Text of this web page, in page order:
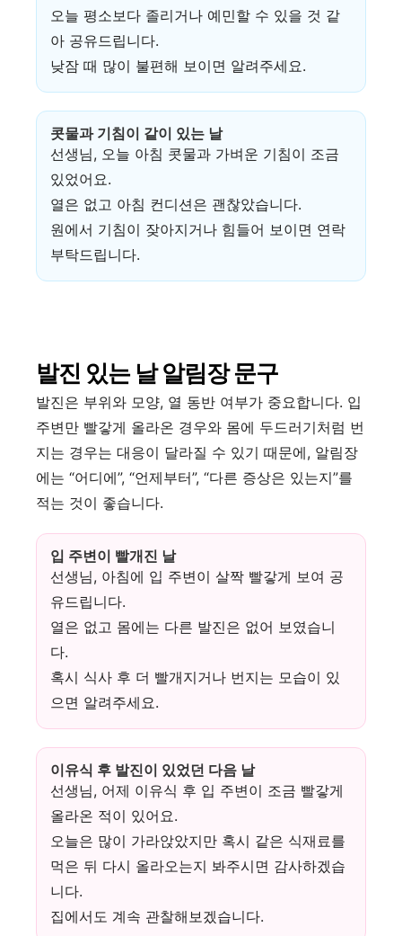
오늘 평소보다 졸리거나 예민할 수 있을 것 같
아 공유드립니다.
낮잠 때 많이 불편해 보이면 알려주세요.
콧물과 기침이 같이 있는 날
선생님, 오늘 아침 콧물과 가벼운 기침이 조금
있었어요.
열은 없고 아침 컨디션은 괜찮았습니다.
원에서 기침이 잦아지거나 힘들어 보이면 연락
부탁드립니다.
발진 있는 날 알림장 문구
발진은 부위와 모양, 열 동반 여부가 중요합니다. 입
주변만 빨갛게 올라온 경우와 몸에 두드러기처럼 번
지는 경우는 대응이 달라질 수 있기 때문에, 알림장
에는 “어디에”, “언제부터”, “다른 증상은 있는지”를
적는 것이 좋습니다.
입 주변이 빨개진 날
선생님, 아침에 입 주변이 살짝 빨갛게 보여 공
유드립니다.
열은 없고 몸에는 다른 발진은 없어 보였습니
다.
혹시 식사 후 더 빨개지거나 번지는 모습이 있
으면 알려주세요.
이유식 후 발진이 있었던 다음 날
선생님, 어제 이유식 후 입 주변이 조금 빨갛게
올라온 적이 있어요.
오늘은 많이 가라앉았지만 혹시 같은 식재료를
먹은 뒤 다시 올라오는지 봐주시면 감사하겠습
니다.
집에서도 계속 관찰해보겠습니다.